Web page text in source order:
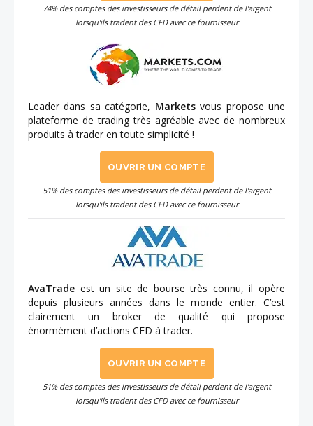
74% des comptes des investisseurs de détail perdent de l'argent
lorsqu'ils tradent des CFD avec ce fournisseur
Leader dans sa catégorie, Marketsvous propose une
plateforme de trading très agréable avec de nombreux
produits à trader en toute simplicité !
OUVRIR UN COMPTE
51% des comptes des investisseurs de détail perdent de l'argent
lorsqu'ils tradent des CFD avec ce fournisseur
AvaTrade est un site de bourse très connu, il opère
depuis plusieurs années dans le monde entier. C’est
clairement un broker de qualité qui propose
énormément d’actions CFD à trader.
OUVRIR UN COMPTE
51% des comptes des investisseurs de détail perdent de l'argent
lorsqu'ils tradent des CFD avec ce fournisseur